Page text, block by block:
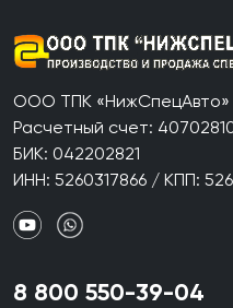
ООО ТПК «НижСпецАвто»
Расчетный счет:
БИК: 042202821
ИНН: 5260317866 / КПП:
8 800 550-39-04